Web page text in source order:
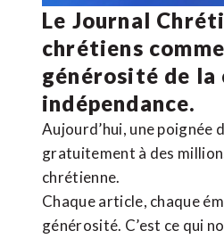
Le Journal
chrétiens
générosité de la
indépendance.
Aujourd’hui, une
gratuitement à des
chrétienne.
Chaque article, chaque
générosité. C’est ce qui